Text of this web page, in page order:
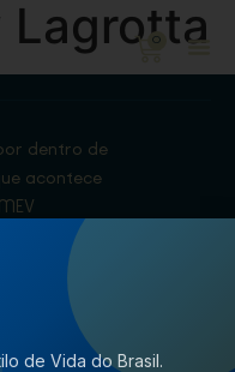
0
Lagrotta
dentro de
acontece
de Vida do Brasil.